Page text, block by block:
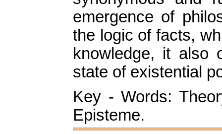
emergence of
the logic of facts,
knowledge, it also
state of existential
Key - Words:
Episteme.